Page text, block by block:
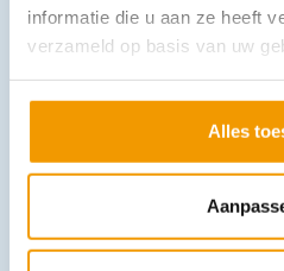
informatie die u aan ze heeft
verzameld op basis van uw
Alles
€286,67 incl. btw
In